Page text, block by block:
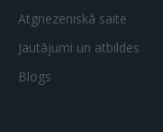
Atgriezeniskā saite
Jautājumi un atbildes
Blogs